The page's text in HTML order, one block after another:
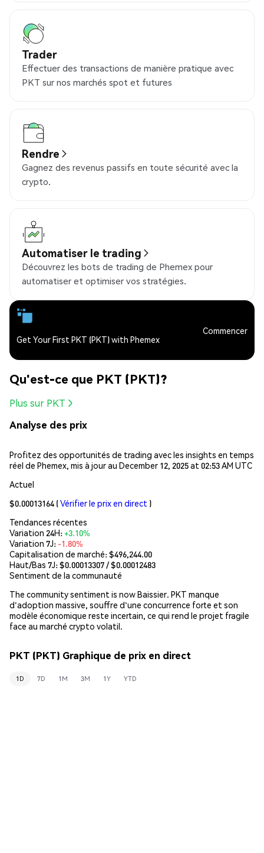
Trader
Effectuer des transactions de manière pratique avec
PKT sur nos marchés spot et futures
Rendre
Gagnez des revenus passifs en toute sécurité avec la
crypto.
Automatiser le trading
Découvrez les bots de trading de Phemex pour
automatiser et optimiser vos stratégies.
Get Your First PKT (PKT) with Phemex
Commencer
Qu'est-ce que PKT (PKT)?
Plus sur PKT
Analyse des prix
Profitez des opportunités de trading avec les insights en temps
réel de Phemex, mis à jour au December 12, 2025 at 02:53 AM UTC
Actuel
$0.00013164 (Vérifier le prix en direct )
Tendances récentes
Variation 24H:+3.10%
Variation 7J: -1.80%
Capitalisation de marché:$496,244.00
Haut/Bas 7J: $0.00013307/ $0.00012483
Sentiment de la communauté
The community sentiment is now Baissier. PKT manque
d'adoption massive, souffre d'une concurrence forte et son
modèle économique reste incertain, ce qui rend le projet fragile
face au marché crypto volatil.
PKT (PKT) Graphique de prix en direct
1D 7D 1M 3M 1Y YTD